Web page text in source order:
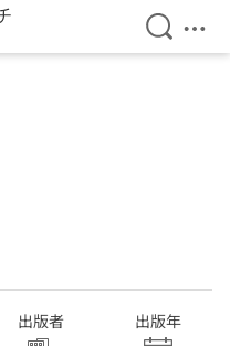
検索を
メ
出版者 出版年